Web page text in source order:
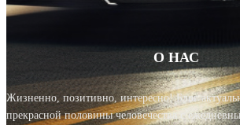
О НАС
Жизненно, позитивно, интересно! Блог
прекрасной половины человечества с